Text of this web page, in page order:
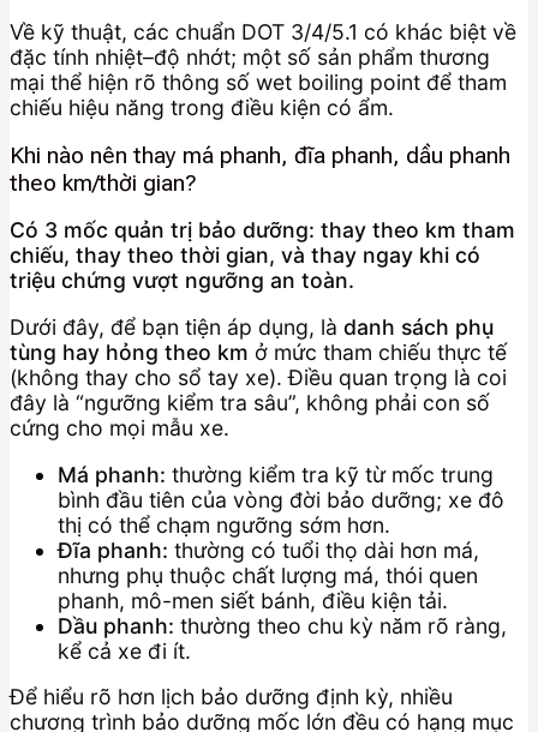
Về kỹ thuật, các chuẩn DOT 3/4/5.1 có khác biệt về
đặc tính nhiệt–độ nhớt; một số sản phẩm thương
mại thể hiện rõ thông số wet boiling point để tham
chiếu hiệu năng trong điều kiện có ẩm.
Khi nào nên thay má phanh, đĩa phanh, dầu phanh
theo km/thời gian?
Có 3 mốc quản trị bảo dưỡng: thay theo km tham
chiếu, thay theo thời gian, và thay ngay khi có
triệu chứng vượt ngưỡng an toàn.
Dưới đây, để bạn tiện áp dụng, là danh sách phụ
tùng hay hỏng theo km ở mức tham chiếu thực tế
(không thay cho sổ tay xe). Điều quan trọng là coi
đây là “ngưỡng kiểm tra sâu”, không phải con số
cứng cho mọi mẫu xe.
Má phanh: thường kiểm tra kỹ từ mốc trung
bình đầu tiên của vòng đời bảo dưỡng; xe đô
thị có thể chạm ngưỡng sớm hơn.
Đĩa phanh: thường có tuổi thọ dài hơn má,
nhưng phụ thuộc chất lượng má, thói quen
phanh, mô-men siết bánh, điều kiện tải.
Dầu phanh: thường theo chu kỳ năm rõ ràng,
kể cả xe đi ít.
Để hiểu rõ hơn lịch bảo dưỡng định kỳ, nhiều
chương trình bảo dưỡng mốc lớn đều có hạng mục